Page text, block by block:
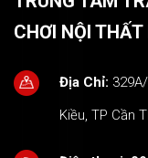
CHƠI NỘI
Địa Chỉ:
Kiều, TP Cần